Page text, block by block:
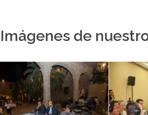
Imágenes de